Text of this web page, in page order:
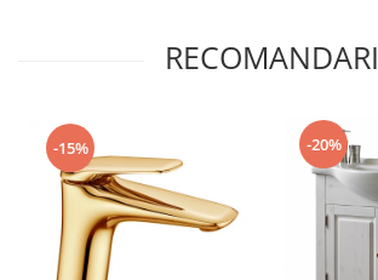
RECOMANDARI
-15% -20%